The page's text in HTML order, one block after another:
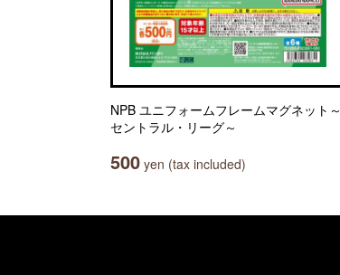
NPB ユニフォームフレームマグネット～
セントラル・リーグ～
500 yen (tax included)